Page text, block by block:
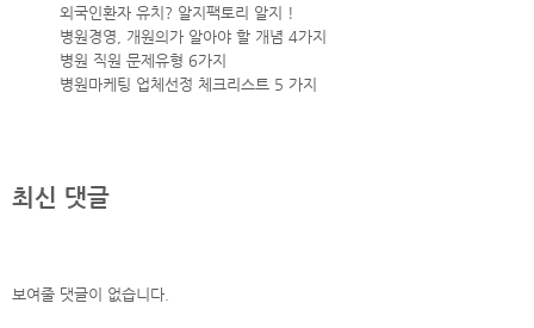
외국인환자 유치? 알지팩토리 알지 !
병원경영, 개원의가 알아야 할 개념 4가지
병원 직원 문제유형 6가지
병원마케팅 업체선정 체크리스트 5 가지
최신 댓글
보여줄 댓글이 없습니다.